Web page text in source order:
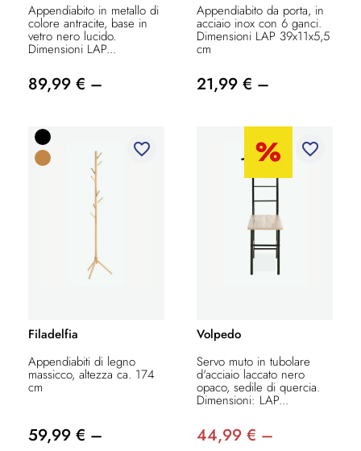
Appendiabito in metallo di
colore antracite, base in
vetro nero lucido.
Dimensioni LAP...
89,99 € –
Appendiabito da porta, in
acciaio inox con 6 ganci.
Dimensioni LAP 39x11x5,5
cm
21,99 € –
favorite_border
Filadelfia
Appendiabiti di legno
massicco, altezza ca. 174
cm
59,99 € –
favorite_border
Volpedo
Servo muto in tubolare
d'acciaio laccato nero
opaco, sedile di quercia.
Dimensioni: LAP...
44,99 € –